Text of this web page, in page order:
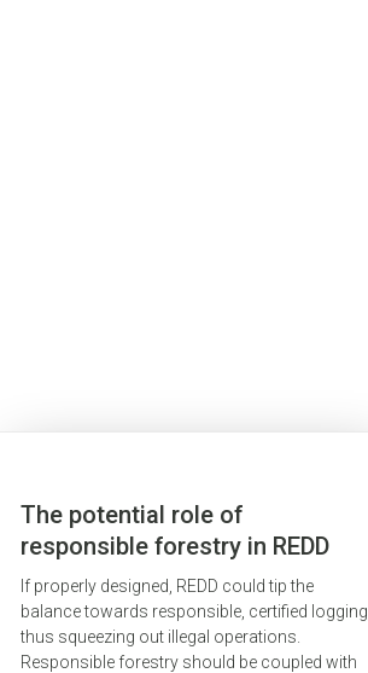
The potential role of
responsible forestry in REDD
If properly designed, REDD could tip the
balance towards responsible, certified logging,
thus squeezing out illegal operations.
Responsible forestry should be coupled with